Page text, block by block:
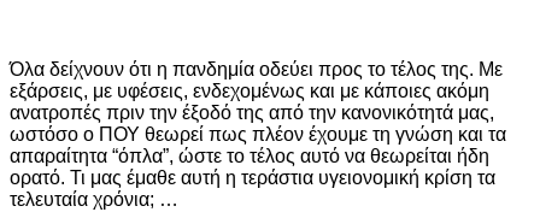
Όλα δείχνουν ότι η πανδημία οδεύει προς το τέλος της. Με
εξάρσεις, με υφέσεις, ενδεχομένως και με κάποιες ακόμη
ανατροπές πριν την έξοδό της από την κανονικότητά μας,
ωστόσο ο ΠΟΥ θεωρεί πως πλέον έχουμε τη γνώση και τα
απαραίτητα “όπλα”, ώστε το τέλος αυτό να θεωρείται ήδη
ορατό. Τι μας έμαθε αυτή η τεράστια υγειονομική κρίση τα
τελευταία χρόνια; …